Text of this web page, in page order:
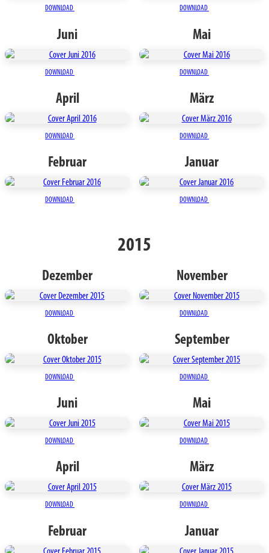
DOWNLOAD DOWNLOAD
Juni
DOWNLOAD
Mai
DOWNLOAD
April
DOWNLOAD
März
DOWNLOAD
Februar
DOWNLOAD
Januar
DOWNLOAD
2015
Dezember
DOWNLOAD
November
DOWNLOAD
Oktober
DOWNLOAD
September
DOWNLOAD
Juni
DOWNLOAD
Mai
DOWNLOAD
April
DOWNLOAD
März
DOWNLOAD
Februar Januar